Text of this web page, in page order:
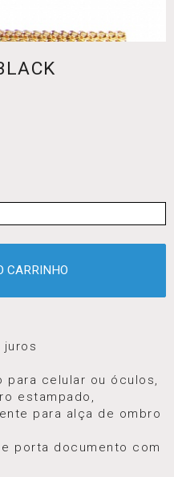
CARRINHO
juros
para celular ou óculos,
estampado,
para alça de ombro
porta documento com